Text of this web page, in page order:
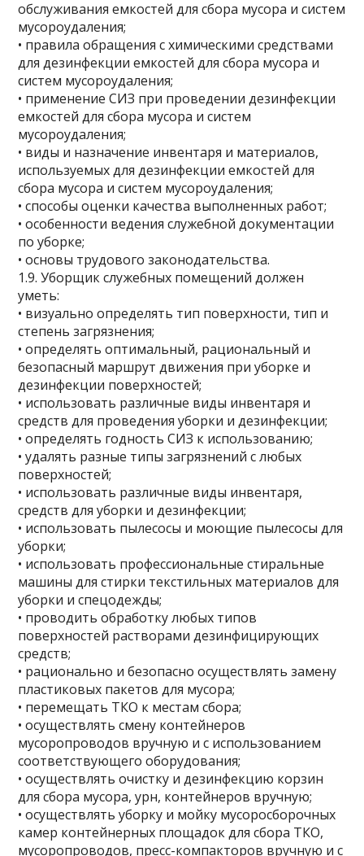
обслуживания емкостей для сбора мусора и систем
мусороудаления;
• правила обращения с химическими средствами
для дезинфекции емкостей для сбора мусора и
систем мусороудаления;
• применение СИЗ при проведении дезинфекции
емкостей для сбора мусора и систем
мусороудаления;
• виды и назначение инвентаря и материалов,
используемых для дезинфекции емкостей для
сбора мусора и систем мусороудаления;
• способы оценки качества выполненных работ;
• особенности ведения служебной документации
по уборке;
• основы трудового законодательства.
1.9. Уборщик служебных помещений должен
уметь:
• визуально определять тип поверхности, тип и
степень загрязнения;
• определять оптимальный, рациональный и
безопасный маршрут движения при уборке и
дезинфекции поверхностей;
• использовать различные виды инвентаря и
средств для проведения уборки и дезинфекции;
• определять годность СИЗ к использованию;
• удалять разные типы загрязнений с любых
поверхностей;
• использовать различные виды инвентаря,
средств для уборки и дезинфекции;
• использовать пылесосы и моющие пылесосы для
уборки;
• использовать профессиональные стиральные
машины для стирки текстильных материалов для
уборки и спецодежды;
• проводить обработку любых типов
поверхностей растворами дезинфицирующих
средств;
• рационально и безопасно осуществлять замену
пластиковых пакетов для мусора;
• перемещать ТКО к местам сбора;
• осуществлять смену контейнеров
мусоропроводов вручную и с использованием
соответствующего оборудования;
• осуществлять очистку и дезинфекцию корзин
для сбора мусора, урн, контейнеров вручную;
• осуществлять уборку и мойку мусоросборочных
камер контейнерных площадок для сбора ТКО,
мусоропроводов, пресс-компакторов вручную и с